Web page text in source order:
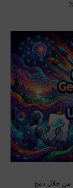
من خلال دمج